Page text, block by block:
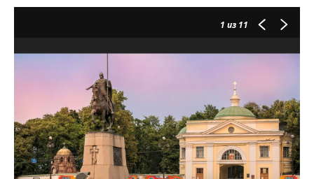
1 из 11